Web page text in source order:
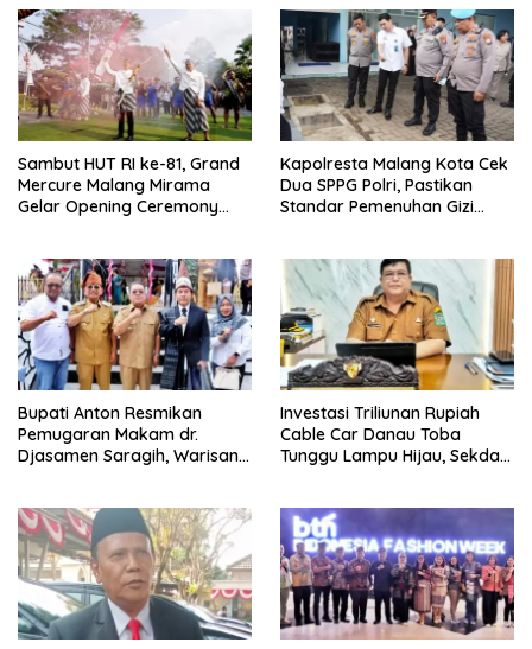
Sambut HUT RI ke-81, Grand
Mercure Malang Mirama
Gelar Opening Ceremony
Kapolresta Malang Kota Cek
Dua SPPG Polri, Pastikan
Standar Pemenuhan Gizi
Bupati Anton Resmikan
Pemugaran Makam dr.
Djasamen Saragih, Warisan
Mendatang
Investasi Triliunan Rupiah
Cable Car Danau Toba
Tunggu Lampu Hijau, Sekda